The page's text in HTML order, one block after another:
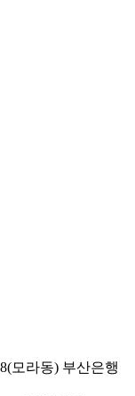
모라동) 부산은행